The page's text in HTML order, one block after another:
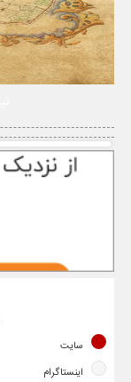
سایت
اینستاگرام